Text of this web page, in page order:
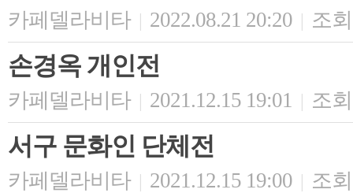
카페델라비타 | 2022.08.21 20:20 | 조
손경옥 개인전
카페델라비타 | 2021.12.15 19:01 | 조
서구 문화인 단체전
카페델라비타 | 2021.12.15 19:00 | 조